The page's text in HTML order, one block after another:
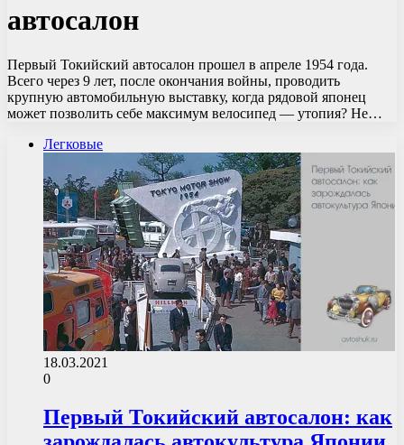
автосалон
Первый Токийский автосалон прошел в апреле 1954 года.
Всего через 9 лет, после окончания войны, проводить
крупную автомобильную выставку, когда рядовой японец
может позволить себе максимум велосипед — утопия? Не…
Легковые
18.03.2021
0
Первый Токийский автосалон: как